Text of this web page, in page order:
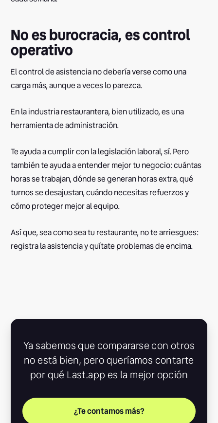
No es burocracia, es control
operativo
El control de asistencia no debería verse como una
carga más, aunque a veces lo parezca.
En la industria restaurantera, bien utilizado, es una
herramienta de administración.
Te ayuda a cumplir con la legislación laboral, sí. Pero
también te ayuda a entender mejor tu negocio: cuántas
horas se trabajan, dónde se generan horas extra, qué
turnos se desajustan, cuándo necesitas refuerzos y
cómo proteger mejor al equipo.
Así que, sea como sea tu restaurante, no te arriesgues:
registra la asistencia y quítate problemas de encima. ‍
Ya sabemos que compararse con otros
no está bien, pero queríamos contarte
por qué Last.app es la mejor opción
¿Te contamos más?